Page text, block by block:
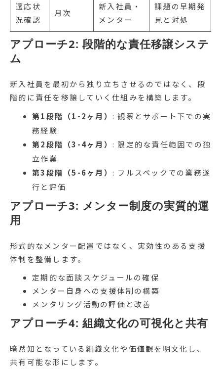
適応状
況確認
月次
新入社員・
メンター
課題の早期発
見と対処
アプローチ2: 段階的な責任移譲システ
ム
新入社員を最初から独り立ちさせるのではなく、段
階的に責任を移譲していく仕組みを構築します。
第1段階（1-2ヶ月） : 観察とサポート下での実
務経験
第2段階（3-4ヶ月） : 限定的な責任範囲での独
立作業
第3段階（5-6ヶ月） : フルスペックでの業務遂
行と評価
アプローチ3: メンター制度の実質的運
用
形式的なメンター配置ではなく、実効性のある支援
体制を整備します。
定期的な面談スケジュールの確保
メンター自身への支援体制の構築
メンタリング活動の評価と改善
アプローチ4: 組織文化の可視化と共有
暗黙知となっている組織文化や価値観を明文化し、
共有可能な形にします。